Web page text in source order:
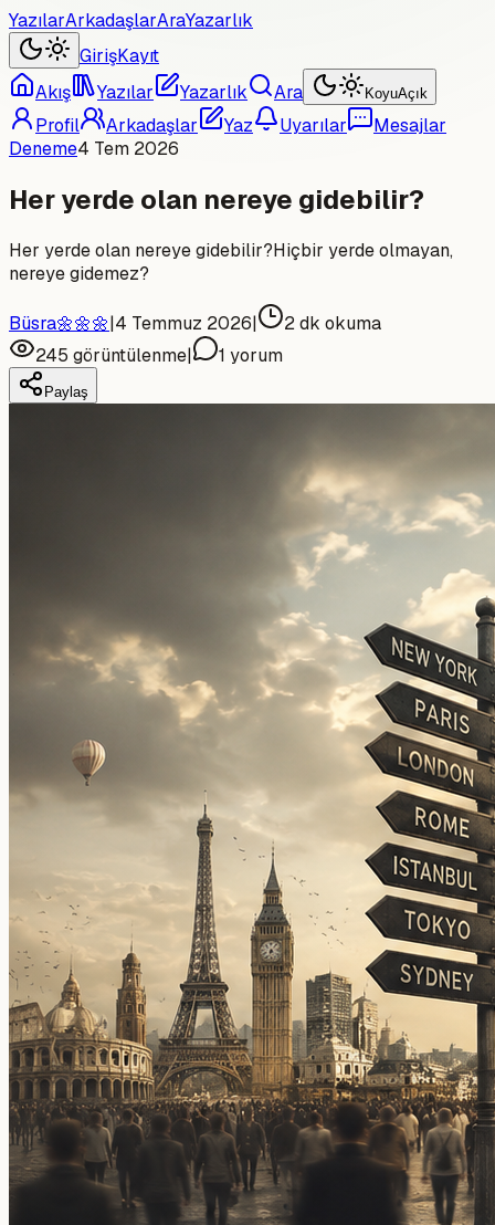
YazılarArkadaşlarAraYazarlık
GirişKayıt
Akış
Yazılar Yazarlık Ara KoyuAçık
Profil Arkadaşlar Yaz Uyarılar
Mesajlar
Deneme4 Tem 2026
Her yerde olan nereye gidebilir?
Her yerde olan nereye gidebilir?Hiçbir yerde olmayan,
nereye gidemez?
Büsra🌼🌼🌼|4 Temmuz 2026| 2dk okuma
245 görüntülenme| 1 yorum
Paylaş